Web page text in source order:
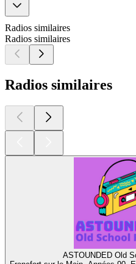
Radios similaires
Radios similaires
Radios similaires
ASTOUNDED Old